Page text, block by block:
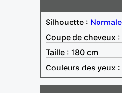
Silhouette : Normale
Coupe de cheveux :
Taille : 180 cm
Couleurs des yeux :